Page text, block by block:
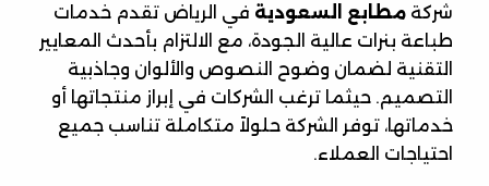
شركة مطابع السعودية في الرياض تقدم خدمات
طباعة بنرات عالية الجودة، مع الالتزام بأحدث المعايير
التقنية لضمان وضوح النصوص والألوان وجاذبية
التصميم. حيثما ترغب الشركات في إبراز منتجاتها أو
خدماتها، توفر الشركة حلولاً متكاملة تناسب جميع
احتياجات العملاء.